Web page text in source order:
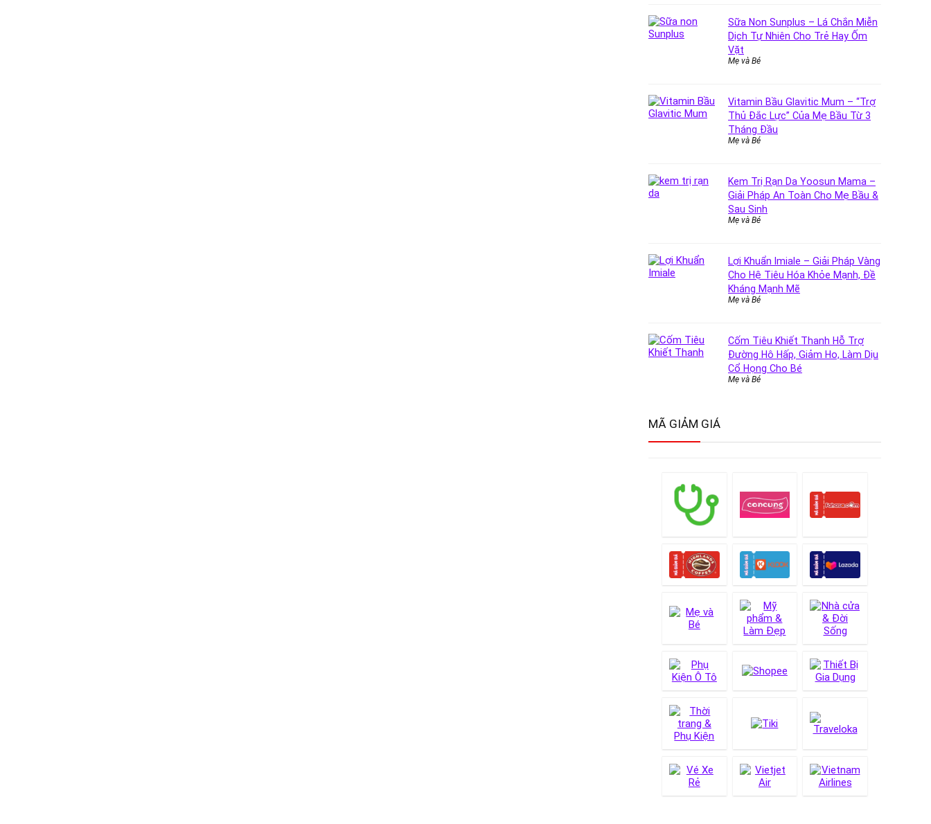
Sữa Non Sunplus – Lá Chắn Miễn
Dịch Tự Nhiên Cho Trẻ Hay Ốm
Vặt
Mẹ và Bé
Vitamin Bầu Glavitic Mum – “Trợ
Thủ Đắc Lực” Của Mẹ Bầu Từ 3
Tháng Đầu
Mẹ và Bé
Kem Trị Rạn Da Yoosun Mama –
Giải Pháp An Toàn Cho Mẹ Bầu &
Sau Sinh
Mẹ và Bé
Lợi Khuẩn Imiale – Giải Pháp Vàng
Cho Hệ Tiêu Hóa Khỏe Mạnh, Đề
Kháng Mạnh Mẽ
Mẹ và Bé
Cốm Tiêu Khiết Thanh Hỗ Trợ
Đường Hô Hấp, Giảm Ho, Làm Dịu
Cổ Họng Cho Bé
Mẹ và Bé
MÃ GIẢM GIÁ